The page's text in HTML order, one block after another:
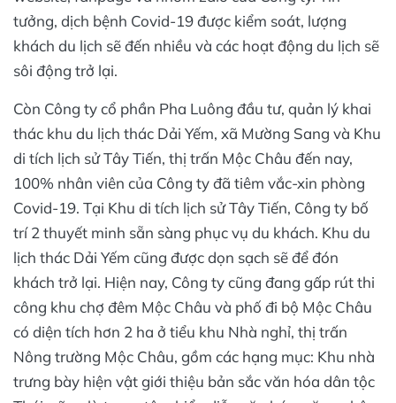
tưởng, dịch bệnh Covid-19 được kiểm soát, lượng
khách du lịch sẽ đến nhiều và các hoạt động du lịch sẽ
sôi động trở lại.
Còn Công ty cổ phần Pha Luông đầu tư, quản lý khai
thác khu du lịch thác Dải Yếm, xã Mường Sang và Khu
di tích lịch sử Tây Tiến, thị trấn Mộc Châu đến nay,
100% nhân viên của Công ty đã tiêm vắc-xin phòng
Covid-19. Tại Khu di tích lịch sử Tây Tiến, Công ty bố
trí 2 thuyết minh sẵn sàng phục vụ du khách. Khu du
lịch thác Dải Yếm cũng được dọn sạch sẽ để đón
khách trở lại. Hiện nay, Công ty cũng đang gấp rút thi
công khu chợ đêm Mộc Châu và phố đi bộ Mộc Châu
có diện tích hơn 2 ha ở tiểu khu Nhà nghỉ, thị trấn
Nông trường Mộc Châu, gồm các hạng mục: Khu nhà
trưng bày hiện vật giới thiệu bản sắc văn hóa dân tộc